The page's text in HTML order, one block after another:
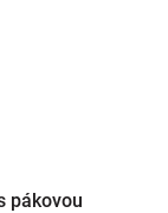
pákovou